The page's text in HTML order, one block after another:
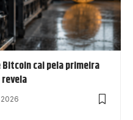
cai pela primeira
revela